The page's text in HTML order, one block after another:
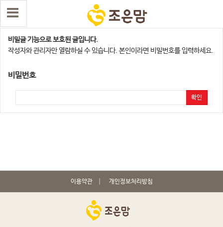
[발표]2021 상반기 조은맘 이용후기 이벤트
비밀글 기능으로 보호된 글입니다.
작성자와 관리자만 열람하실 수 있습니다. 본인이라면 비밀번호를 입력하세요.
비밀번호
확인
이용약관 개인정보처리방침